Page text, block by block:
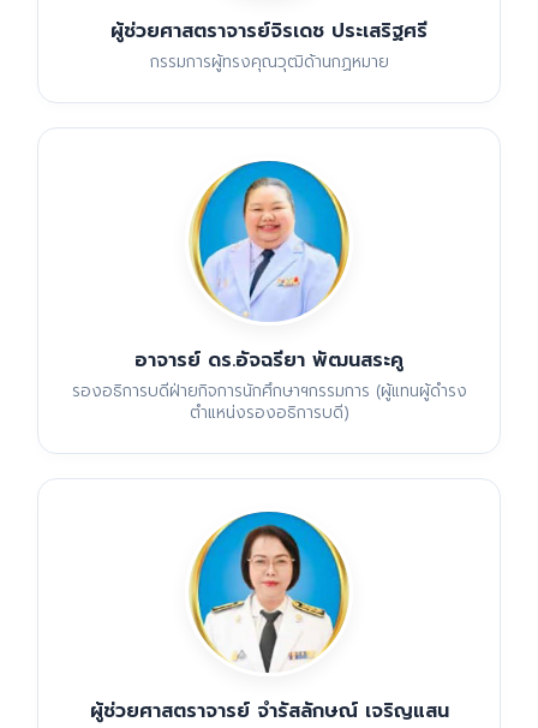
ผู้ช่วยศาสตราจารย์จิรเดช ประเสริฐศรี
กรรมการผู้ทรงคุณวุฒิด้านกฏหมาย
อาจารย์ ดร.อัจฉรียา พัฒนสระคู
รองอธิการบดีฝ่ายกิจการนักศึกษาฯกรรมการ (ผู้แทนผู้ดำรง
ตำแหน่งรองอธิการบดี)
ผู้ช่วยศาสตราจารย์ จำรัสลักษณ์ เจริญแสน